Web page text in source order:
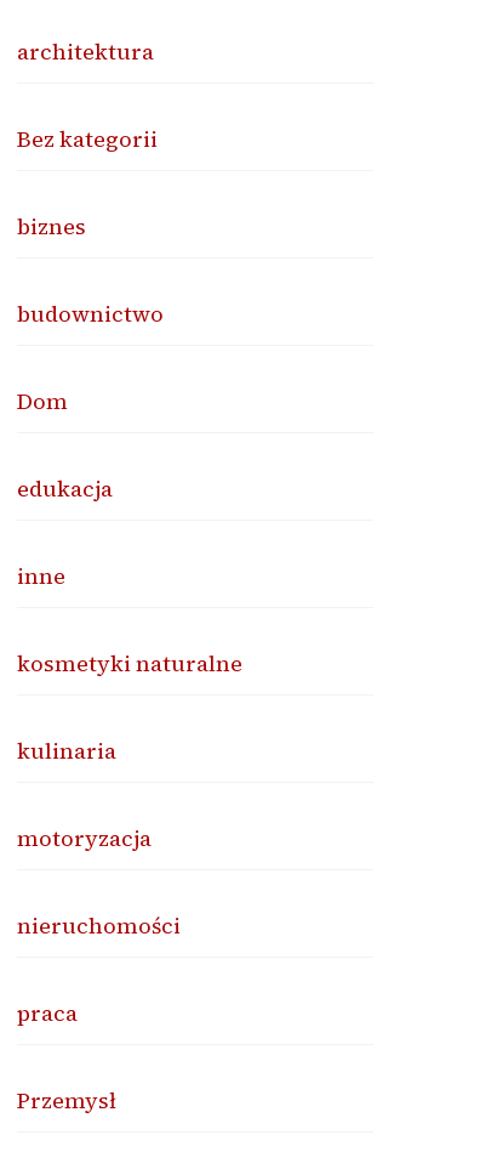
architektura
Bez kategorii
biznes
budownictwo
Dom
edukacja
inne
kosmetyki naturalne
kulinaria
motoryzacja
nieruchomości
praca
Przemysł